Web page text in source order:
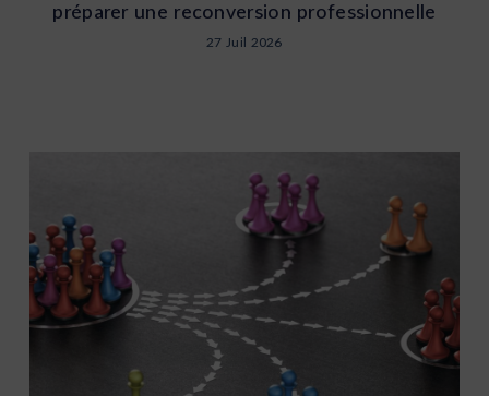
préparer une reconversion professionnelle
27 Juil 2026